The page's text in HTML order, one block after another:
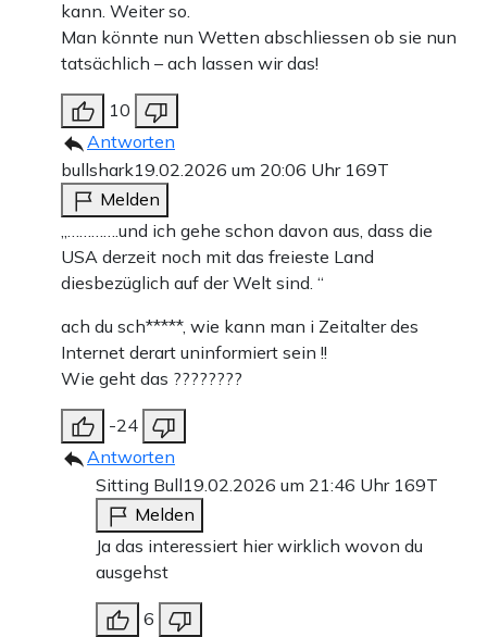
kann. Weiter so.
Man könnte nun Wetten abschliessen ob sie nun
tatsächlich – ach lassen wir das!
10
Antworten
bullshark19.02.2026 um 20:06 Uhr 169T
Melden
„………….und ich gehe schon davon aus, dass die
USA derzeit noch mit das freieste Land
diesbezüglich auf der Welt sind. “
ach du sch*****, wie kann man i Zeitalter des
Internet derart uninformiert sein !!
Wie geht das ????????
-24
Antworten
Sitting Bull19.02.2026 um 21:46 Uhr 169T
Melden
Ja das interessiert hier wirklich wovon du
ausgehst
6